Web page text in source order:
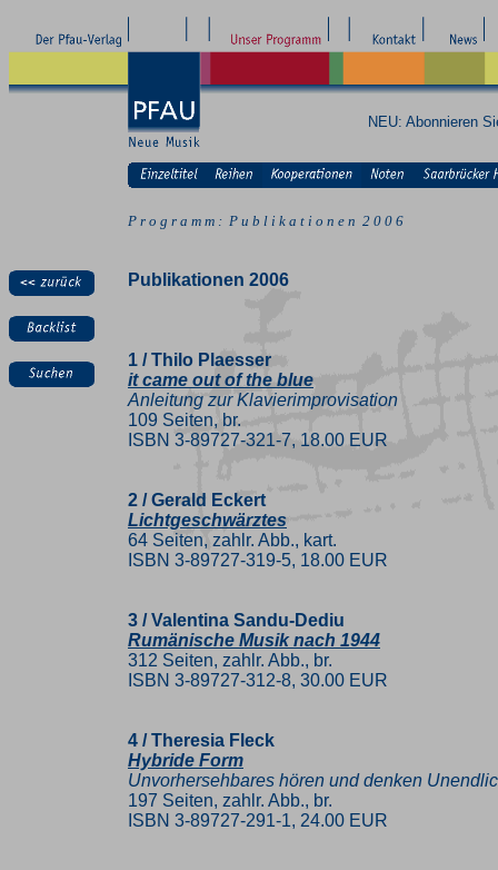
NEU: Abonnieren
P r o g r a m m : P u b l i k a t i o n e n 2 0 0 6
Publikationen 2006
1 / Thilo Plaesser
it came out of the blue
Anleitung zur Klavierimprovisation
109 Seiten, br.
ISBN 3-89727-321-7, 18.00 EUR
2 / Gerald Eckert
Lichtgeschwärztes
64 Seiten, zahlr. Abb., kart.
ISBN 3-89727-319-5, 18.00 EUR
3 / Valentina Sandu-Dediu
Rumänische Musik nach 1944
312 Seiten, zahlr. Abb., br.
ISBN 3-89727-312-8, 30.00 EUR
4 / Theresia Fleck
Hybride Form
Unvorhersehbares hören und denken
197 Seiten, zahlr. Abb., br.
ISBN 3-89727-291-1, 24.00 EUR